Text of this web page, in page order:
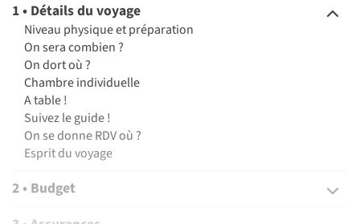
1 • Détails du voyage
Niveau physique et préparation
On sera combien ?
On dort où ?
Chambre individuelle
A table !
Suivez le guide !
On se donne RDV où ?
Esprit du voyage
2 • Budget